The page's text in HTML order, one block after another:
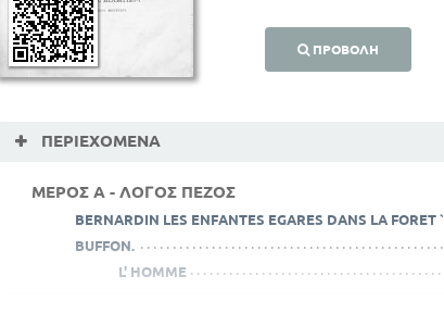
ΠΡΟΒΟΛΉ
ΠΕΡΙΕΧΌΜΕΝΑ
ΜΕΡΟΣ Α - ΛΟΓΟΣ ΠΕΖΟΣ
BERNARDIN LES ENFANTES EGARES DANS LA FORET `
BUFFON.
L' HOMME